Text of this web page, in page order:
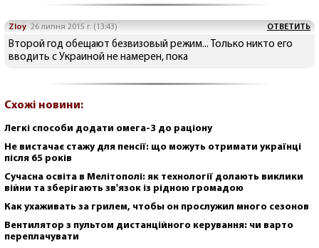
Zloy 26 липня 2015 г. (13:43) ОТВЕТИТЬ
Второй год обещают безвизовый режим... Только никто его
вводить с Украиной не намерен, пока
Схожі новини:
Легкі способи додати омега-3 до раціону
Не вистачає стажу для пенсії: що можуть отримати українці
після 65 років
Сучасна освіта в Мелітополі: як технології долають виклики
війни та зберігають зв'язок із рідною громадою
Как ухаживать за грилем, чтобы он прослужил много сезонов
Вентилятор з пультом дистанційного керування: чи варто
переплачувати